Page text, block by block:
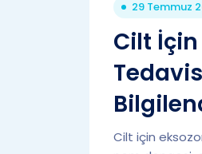
29 Temmuz
Cilt
Cilt için